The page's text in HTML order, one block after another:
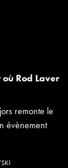
Rod Laver
remonte le
évènement